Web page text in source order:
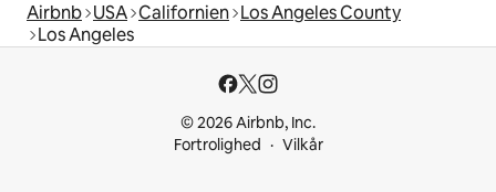
Airbnb USA Californien Los Angeles County
Los Angeles
© 2026 Airbnb, Inc.
Fortrolighed
Vilkår